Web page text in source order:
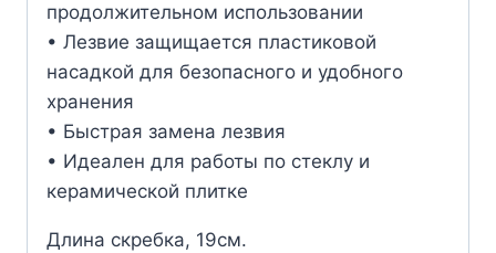
продолжительном использовании
• Лезвие защищается пластиковой
насадкой для безопасного и удобного
хранения
• Быстрая замена лезвия
• Идеален для работы по стеклу и
керамической плитке
Длина скребка, 19см.